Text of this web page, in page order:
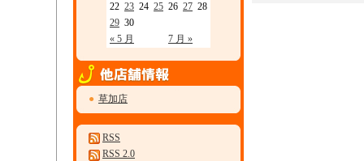
« 5 月 7 月 »
22 23 24 25 26 27 28
29 30
● 草加店
RSS
RSS 2.0